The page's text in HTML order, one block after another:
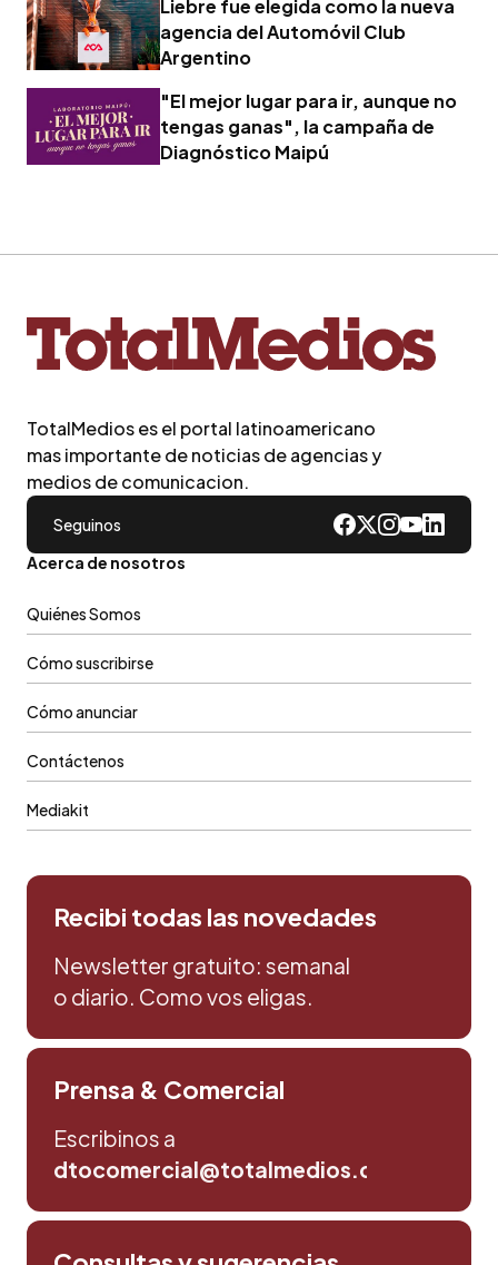
Liebre fue elegida como la nueva
agencia del Automóvil Club
Argentino
"El mejor lugar para ir, aunque no
tengas ganas", la campaña de
Diagnóstico Maipú
TotalMedios es el portal latinoamericano
mas importante de noticias de agencias y
medios de comunicacion.
Seguinos
Acerca de nosotros
Quiénes Somos
Cómo suscribirse
Cómo anunciar
Contáctenos
Mediakit
Recibi todas las novedades
Newsletter gratuito: semanal
o diario. Como vos eligas.
Prensa & Comercial
Escribinos a
dtocomercial@totalmedios.com